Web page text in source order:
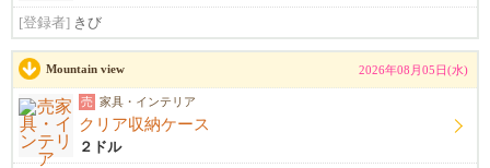
[登録者] きび
Mountain view 2026年08月05日(水)
売 家具・インテリア
クリア収納ケース
２ドル